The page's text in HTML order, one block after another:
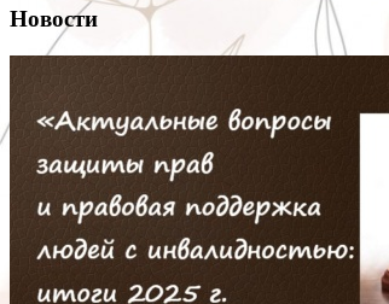
Новости